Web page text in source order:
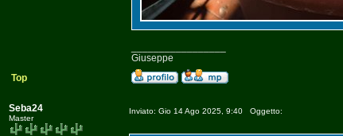
Giuseppe
Top
Seba24
Master
Inviato: Gio 14 Ago 2025, 9:40 Oggetto: